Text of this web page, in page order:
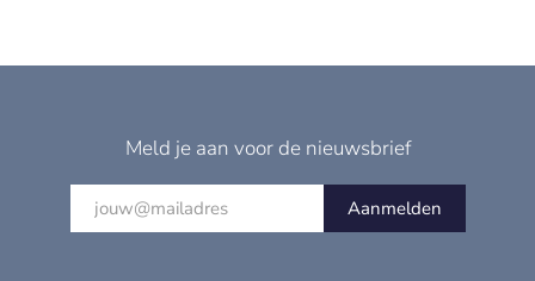
Meld je aan voor de nieuwsbrief
Aanmelden